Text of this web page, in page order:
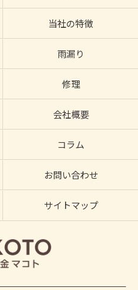
当社の特徴
雨漏り
修理
会社概要
コラム
お問い合わせ
サイトマップ